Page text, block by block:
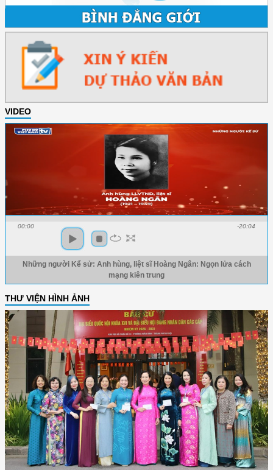
VIDEO
00:00 -20:04
Những người Kể sử: Anh hùng, liệt sĩ Hoàng Ngân: Ngọn lửa cách
mạng kiên trung
THƯ VIỆN HÌNH ẢNH